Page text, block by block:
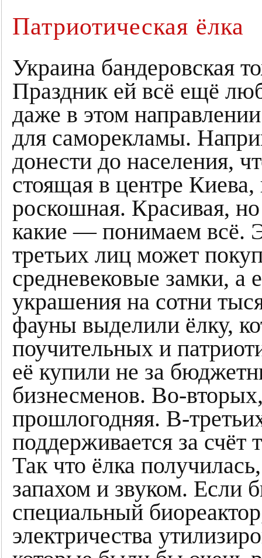
Патриотическая ёлка
Украина бандеровская
Праздник ей всё ещё
даже в этом
для саморекламы.
донести до населения,
стоящая в центре
роскошная. Красивая,
какие — понимаем всё.
третьих лиц может
средневековые замки,
украшения на сотни
фауны выделили ёлку,
поучительных и
её купили не за
бизнесменов. Во-
прошлогодняя. В-
поддерживается за счёт
Так что ёлка
запахом и звуком. Если
специальный
электричества